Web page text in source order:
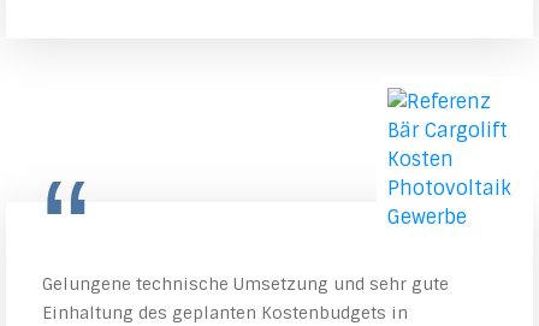
“
Gelungene technische Umsetzung und sehr gute
Einhaltung des geplanten Kostenbudgets in